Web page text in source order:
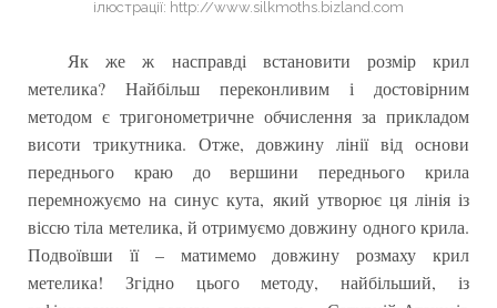
ілюстрації: http://www.silkmoths.bizland.com
Як же ж насправді встановити розмір крил
метелика? Найбільш переконливим і достовірним
методом є тригонометричне обчислення за прикладом
висоти трикутника. Отже, довжину лінії від основи
переднього краю до вершини переднього крила
перемножуємо на синус кута, який утворює ця лінія із
віссю тіла метелика, й отримуємо довжину одного крила.
Подвоївши її – матимемо довжину розмаху крил
метелика! Згідно цього методу, найбільший, із